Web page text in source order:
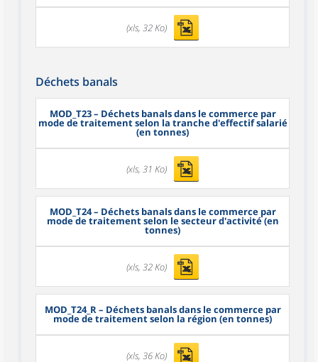
(xls, 32 Ko)
Déchets banals
MOD_T23– Déchets banals dans le commerce par
mode de traitement selon la tranche d'effectif salarié
(en tonnes)
(xls, 31 Ko)
MOD_T24– Déchets banals dans le commerce par
mode de traitement selon le secteur d'activité (en
tonnes)
(xls, 32 Ko)
MOD_T24_R– Déchets banals dans le commerce par
mode de traitement selon la région (en tonnes)
(xls, 36 Ko)